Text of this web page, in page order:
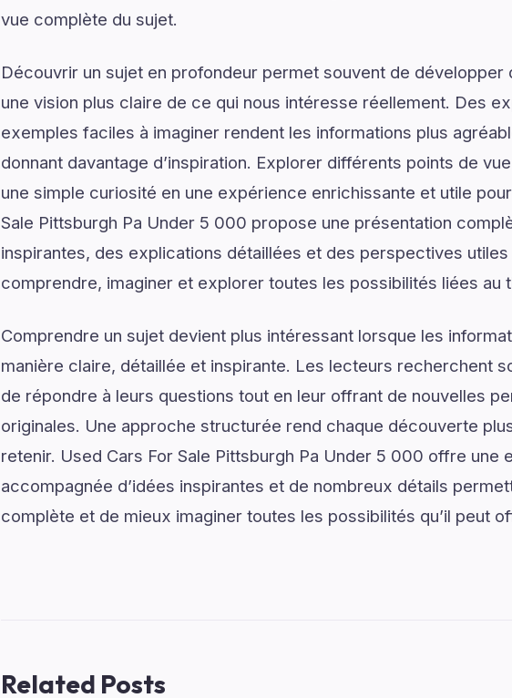
vue complète du sujet.
Découvrir un sujet en profondeur permet souvent de développer
une vision plus claire de ce qui nous intéresse réellement. Des
exemples faciles à imaginer rendent les informations plus
donnant davantage d’inspiration. Explorer différents points de
une simple curiosité en une expérience enrichissante et utile
Sale Pittsburgh Pa Under 5 000 propose une présentation
inspirantes, des explications détaillées et des perspectives utiles
comprendre, imaginer et explorer toutes les possibilités liées au
Comprendre un sujet devient plus intéressant lorsque les
manière claire, détaillée et inspirante. Les lecteurs recherchent
de répondre à leurs questions tout en leur offrant de nouvelles
originales. Une approche structurée rend chaque découverte
retenir. Used Cars For Sale Pittsburgh Pa Under 5 000 offre une
accompagnée d’idées inspirantes et de nombreux détails
complète et de mieux imaginer toutes les possibilités qu’il peut
Related Posts